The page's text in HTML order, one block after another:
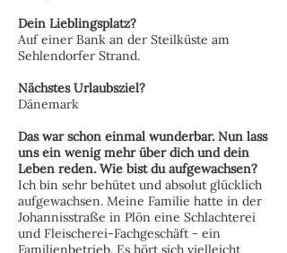
Dein Lieblingsplatz?
Auf einer Bank an der Steilküste am
Sehlendorfer Strand.
Nächstes Urlaubsziel?
Dänemark
Das war schon einmal wunderbar. Nun lass
uns ein wenig mehr über dich und dein
Leben reden. Wie bist du aufgewachsen?
Ich bin sehr behütet und absolut glücklich
aufgewachsen. Meine Familie hatte in der
Johannisstraße in Plön eine Schlachterei
und Fleischerei-Fachgeschäft - ein
Familienbetrieb. Es hört sich vielleicht